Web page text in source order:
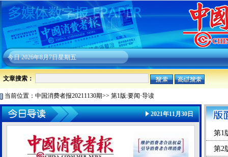
今日2026年8月7日星期五
文章搜索：
当前位置： 中国消费者报20211130期>> 第1版:要闻·导读
2021年11月30日
第1
第2